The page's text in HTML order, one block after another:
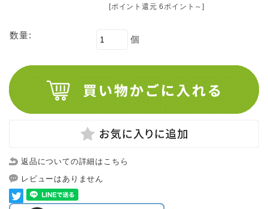
[ポイント還元 6ポイント～]
数量: 個
返品についての詳細はこちら
レビューはありません